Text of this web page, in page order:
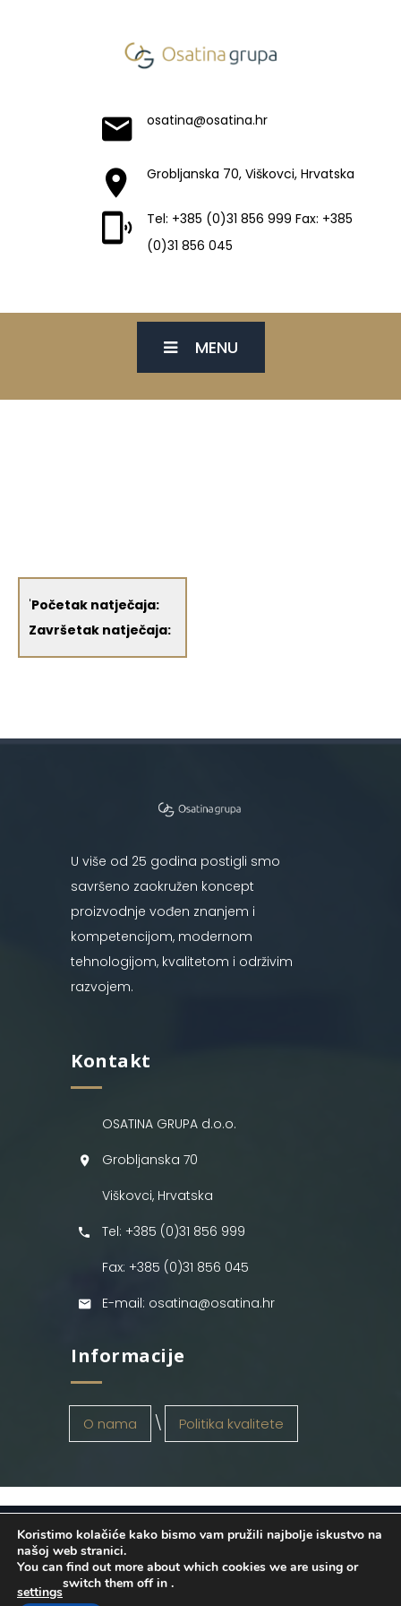
osatina@osatina.hr
Grobljanska 70, Viškovci, Hrvatska
Tel: +385 (0)31 856 999 Fax: +385
(0)31 856 045
MENU
'Početak natječaja:
Završetak natječaja:
U više od 25 godina postigli smo
savršeno zaokružen koncept
proizvodnje vođen znanjem i
kompetencijom, modernom
tehnologijom, kvalitetom i održivim
razvojem.
Kontakt
OSATINA GRUPA d.o.o.
Grobljanska 70
Viškovci, Hrvatska
Tel: +385 (0)31 856 999
Fax: +385 (0)31 856 045
E-mail: osatina@osatina.hr
Informacije
O nama Politika kvalitete
OSATINA GRUPA d.o.o. 2026
. Configured
byINFOS Osijek. Sva prava pridržana.
Koristimo kolačiće kako bismo vam pružili najbolje iskustvo na
našoj web stranici.
You can find out more about which cookies we are using or
switch them off in
settings
.